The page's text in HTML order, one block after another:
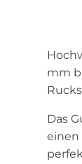
mm
Das
einen